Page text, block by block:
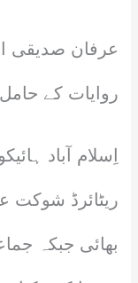
عرفان صدیقی
روایات کے
اِسلام آباد
ریٹائرڈ شوکت
بھائی جبکہ